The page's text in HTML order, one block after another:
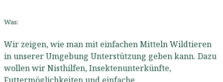
Was:
Wir zeigen, wie man mit einfachen Mitteln Wildtieren
in unserer Umgebung Unterstützung geben kann. Dazu
wollen wir Nisthilfen, Insektenunterkünfte,
Futtermöglichkeiten und einfache